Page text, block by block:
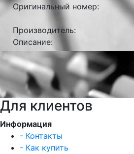
Оригинальный номер:
Производитель:
Описание:
Для клиентов
Информация
- Контакты
- Как купить